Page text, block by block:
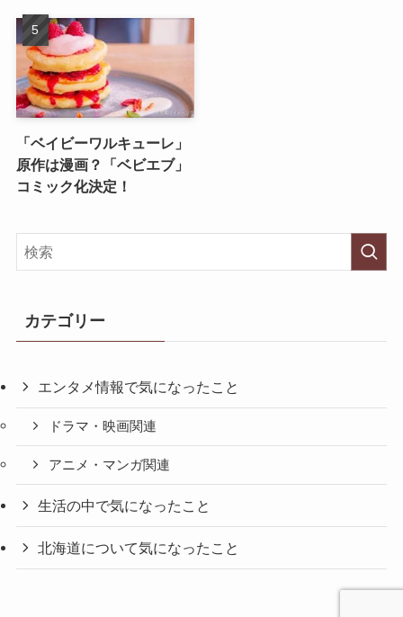
「ベイビーワルキューレ」
原作は漫画？「ベビエブ」
コミック化決定！
カテゴリー
エンタメ情報で気になったこと
ドラマ・映画関連
アニメ・マンガ関連
生活の中で気になったこと
北海道について気になったこと